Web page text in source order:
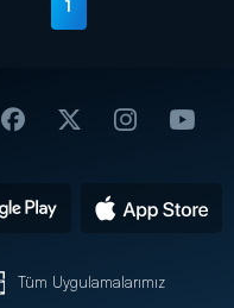
1
Tüm Uygulamalarımız